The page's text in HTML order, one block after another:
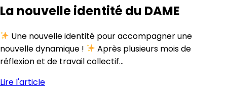
La nouvelle identité du DAME
Une nouvelle identité pour accompagner une
nouvelle dynamique !
Après plusieurs mois de
réflexion et de travail collectif…
Lire l'article